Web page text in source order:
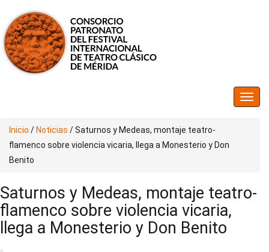
Inicio / Noticias /Saturnos y Medeas, montaje teatro-
flamenco sobre violencia vicaria, llega a Monesterio y Don
Benito
Saturnos y Medeas, montaje teatro-
flamenco sobre violencia vicaria,
llega a Monesterio y Don Benito